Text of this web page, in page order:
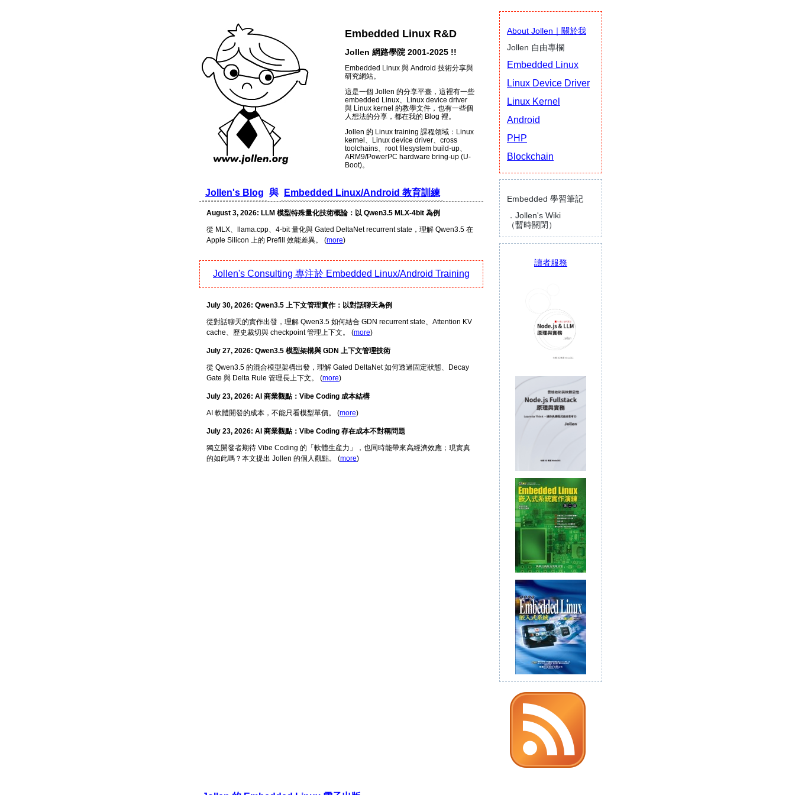
Embedded Linux R&D
Jollen 網路學院 2001-2025 !!
Embedded Linux 與 Android 技術分享與
研究網站。
這是一個 Jollen 的分享平臺，這裡有一些
embedded Linux、Linux device driver
與 Linux kernel 的教學文件，也有一些個
人想法的分享，都在我的 Blog 裡。
Jollen 的 Linux training 課程領域：Linux
kernel、Linux device driver、cross
toolchains、root filesystem build-up、
ARM9/PowerPC hardware bring-up (U-
Boot)。
Jollen's Blog 與 Embedded Linux/Android 教育訓練
August 3, 2026: LLM 模型特殊量化技術概論：以 Qwen3.5 MLX-4bit 為例
從 MLX、llama.cpp、4-bit 量化與 Gated DeltaNet recurrent state，理解 Qwen3.5 在
Apple Silicon 上的 Prefill 效能差異。 (more)
Jollen's Consulting 專注於 Embedded Linux/Android Training
July 30, 2026: Qwen3.5 上下文管理實作：以對話聊天為例
從對話聊天的實作出發，理解 Qwen3.5 如何結合 GDN recurrent state、Attention KV
cache、歷史裁切與 checkpoint 管理上下文。 (more)
July 27, 2026: Qwen3.5 模型架構與 GDN 上下文管理技術
從 Qwen3.5 的混合模型架構出發，理解 Gated DeltaNet 如何透過固定狀態、Decay
Gate 與 Delta Rule 管理長上下文。 (more)
July 23, 2026: AI 商業觀點：Vibe Coding 成本結構
AI 軟體開發的成本，不能只看模型單價。 (more)
July 23, 2026: AI 商業觀點：Vibe Coding 存在成本不對稱問題
獨立開發者期待 Vibe Coding 的「軟體生産力」，也同時能帶來高經濟效應；現實真
的如此嗎？本文提出 Jollen 的個人觀點。 (more)
About Jollen｜關於我
Jollen 自由專欄
Embedded Linux
Linux Device Driver
Linux Kernel
Android
PHP
Blockchain
Embedded 學習筆記
．Jollen's Wiki
（暫時關閉）
讀者服務